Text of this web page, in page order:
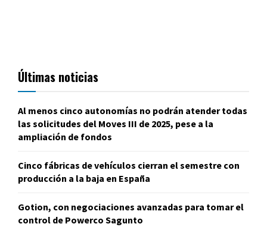
Últimas noticias
Al menos cinco autonomías no podrán atender todas
las solicitudes del Moves III de 2025, pese a la
ampliación de fondos
Cinco fábricas de vehículos cierran el semestre con
producción a la baja en España
Gotion, con negociaciones avanzadas para tomar el
control de Powerco Sagunto